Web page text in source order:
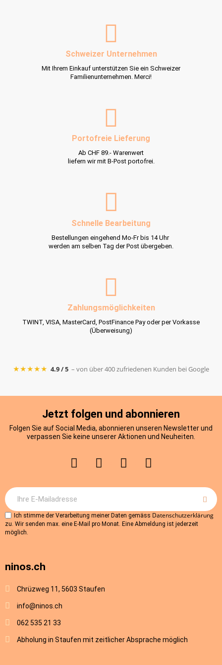
Schweizer Unternehmen
Mit Ihrem Einkauf unterstützen Sie ein Schweizer
Familienunternehmen. Merci!
Portofreie Lieferung
Ab CHF 89.- Warenwert
liefern wir mit B-Post portofrei.
Schnelle Bearbeitung
Bestellungen eingehend Mo-Fr bis 14 Uhr
werden am selben Tag der Post übergeben.
Zahlungsmöglichkeiten
TWINT, VISA, MasterCard, PostFinance Pay oder per Vorkasse
(Überweisung)
★★★★★ 4.9 / 5 – von über 400 zufriedenen Kunden bei Google
Jetzt folgen und abonnieren
Folgen Sie auf Social Media, abonnieren unseren Newsletter und
verpassen Sie keine unserer Aktionen und Neuheiten.
Ich stimme der Verarbeitung meiner Daten gemäss Datenschutzerklärung
zu. Wir senden max. eine E-Mail pro Monat. Eine Abmeldung ist jederzeit
möglich.
ninos.ch
Chrüzweg 11, 5603 Staufen
info@ninos.ch
062 535 21 33
Abholung in Staufen mit zeitlicher Absprache möglich